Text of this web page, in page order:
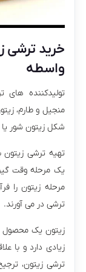
خرید ترشی
واسطه
تولیدکننده
منجیل و طارم،
شکل زیتون شور
تهیه ترشی
یک مرحله وقت
مرحله زیتون را
ترشی در می آورند.
زیتون یک محصول
زیادی دارد و با
ترشی زیتون،